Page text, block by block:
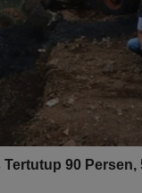
90 Persen,